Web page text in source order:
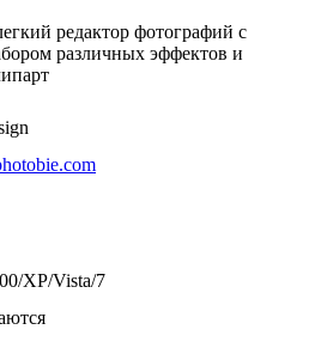
редактор фотографий с
различных эффектов и
XP/Vista/7